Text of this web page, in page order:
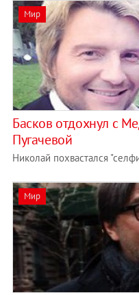
Мир
Басков отдохнул с
Пугачевой
Николай похвастался
Мир